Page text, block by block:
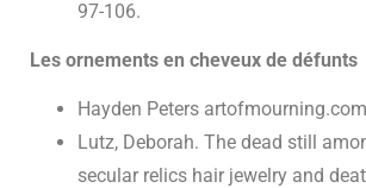
97-106.
Les ornements en cheveux de défunts
Hayden Peters artofmourning.com
Lutz, Deborah. The dead still
secular relics hair jewelry and